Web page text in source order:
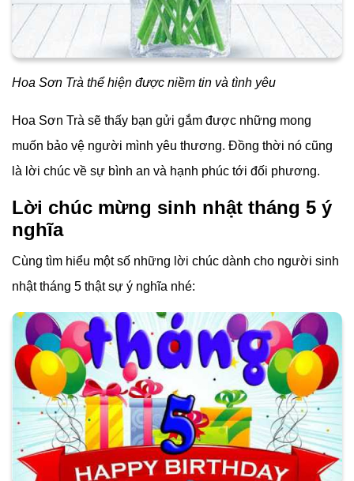
Hoa Sơn Trà thể hiện được niềm tin và tình yêu
Hoa Sơn Trà sẽ thấy bạn gửi gắm được những mong
muốn bảo vệ người mình yêu thương. Đồng thời nó cũng
là lời chúc về sự bình an và hạnh phúc tới đối phương.
Lời chúc mừng sinh nhật tháng 5 ý
nghĩa
Cùng tìm hiểu một số những lời chúc dành cho người sinh
nhật tháng 5 thật sự ý nghĩa nhé: